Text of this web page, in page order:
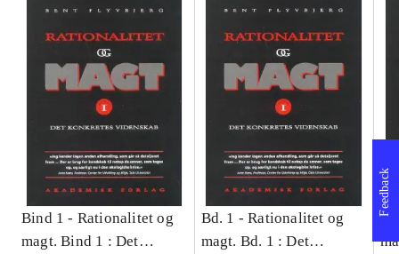
Bind 1 - Rationalitet og
magt. Bind 1 : Det
Bd. 1 -Rationalitet og
magt. Bd. 1 : Det
Feedback